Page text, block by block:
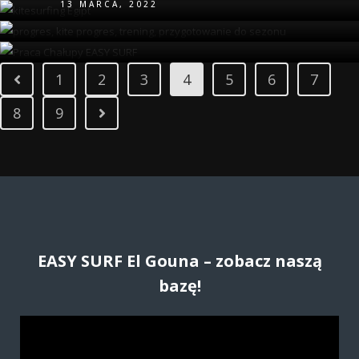
13 MARCA, 2022
1 2 3 4 5 6
7
8
9
EASY SURF El Gouna – zobacz naszą
bazę!